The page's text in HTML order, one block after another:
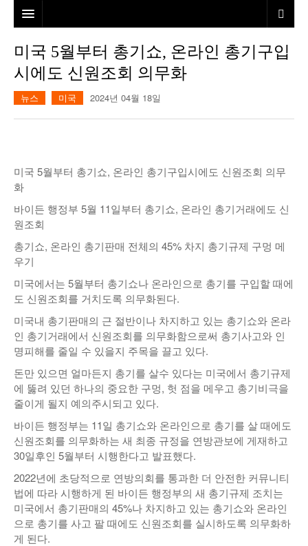
본사소개
뉴스
이명덕칼럼
김선옥칼럼
100인선/독자광장
100인선
놀이공원
낚시/비치
골프
미국 5월부터 총기쇼, 온라인 총기구입
시에도 신원조회 의무화
뉴스 미국 2024년 04월 18일
미국 5월부터 총기쇼, 온라인 총기구입시에도 신원조회 의무
화
바이든 행정부 5월 11일부터 총기쇼, 온라인 총기거래에도 신
원조회
총기쇼, 온라인 총기판매 전체의 45% 차지 총기규제 구멍 메
우기
미국에서는 5월부터 총기쇼나 온라인으로 총기를 구입할 때에
도 신원조회를 거치도록 의무화된다.
미국내 총기판매의 근 절반이나 차지하고 있는 총기쇼와 온라
인 총기거래에서 신원조회를 의무화함으로써 총기사고와 인
명피해를 줄일 수 있을지 주목을 끌고 있다.
돈만 있으면 얼마든지 총기를 살수 있다는 미국에서 총기규제
에 뚫려 있던 하나의 중요한 구멍, 헛 점을 메우고 총기비극을
줄이게 될지 예의주시되고 있다.
바이든 행정부는 11일 총기쇼와 온라인으로 총기를 살 때에도
신원조회를 의무화하는 새 최종 규정을 연방관보에 게재하고
30일후인 5월부터 시행한다고 발표했다.
2022년에 초당적으로 연방의회를 통과한 더 안전한 커뮤니티
법에 따라 시행하게 된 바이든 행정부의 새 총기규제 조치는
미국에서 총기판매의 45%나 차지하고 있는 총기쇼와 온라인
으로 총기를 사고 팔 때에도 신원조회를 실시하도록 의무화하
게 된다.